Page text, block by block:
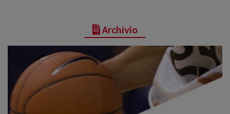
Archivio